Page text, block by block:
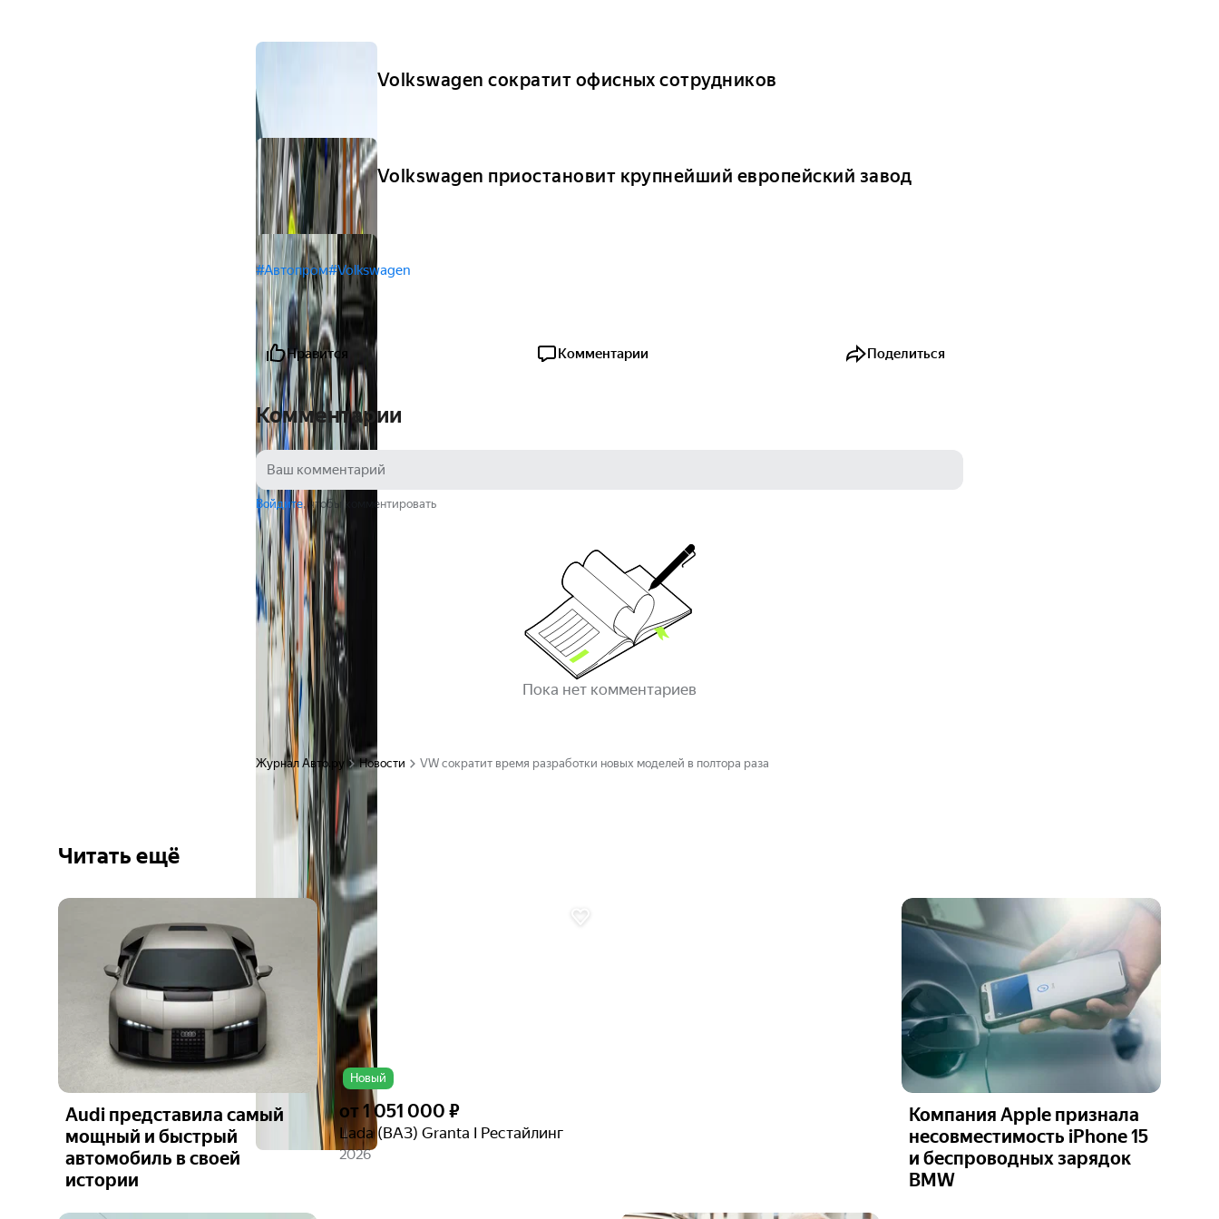
Volkswagen сократит офисных сотрудников
Volkswagen приостановит крупнейший европейский завод
#Автопром#Volkswagen
Нравится Комментарии Поделиться
Комментарии
Войдите, чтобы комментировать
Пока нет комментариев
Журнал Авто.ру Новости VW сократит время разработки новых моделей в полтора раза
Читать ещё
Audi представила самый
мощный и быстрый
автомобиль в своей
истории
Новый
Ещё 6
фото
от1 051 000 ₽
Lada (ВАЗ) Granta I Рестайлинг
2026
Компания Apple признала
несовместимость iPhone 15
и беспроводных зарядок
BMW